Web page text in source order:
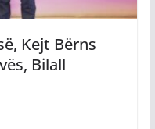
Kejt Bërns
Bilall